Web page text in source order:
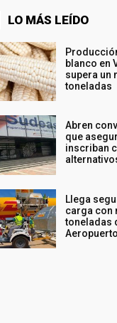
LO MÁS LEÍDO
blanco en
supera un
toneladas
Abren
que
inscriban
Llega
carga con
toneladas